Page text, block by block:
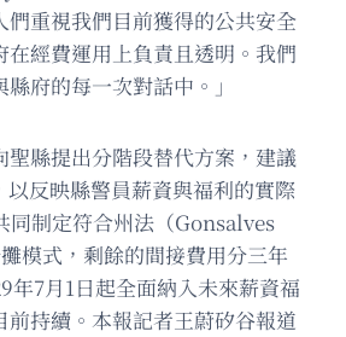
們重視我們目前獲得的公共安全
在經費運用上負責且透明。我們
府的每一次對話中。」
聖縣提出分階段替代方案，建議
以反映縣警員薪資與福利的實際
同制定符合州法（Gonsalves
模式，剩餘的間接費用分三年
年7月1日起全面納入未來薪資福
持續。本報記者王蔚矽谷報道